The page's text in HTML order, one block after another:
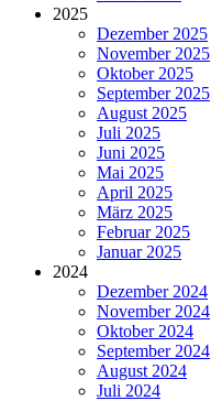
2025
Dezember 2025
November 2025
Oktober 2025
September 2025
August 2025
Juli 2025
Juni 2025
Mai 2025
April 2025
März 2025
Februar 2025
Januar 2025
2024
Dezember 2024
November 2024
Oktober 2024
September 2024
August 2024
Juli 2024